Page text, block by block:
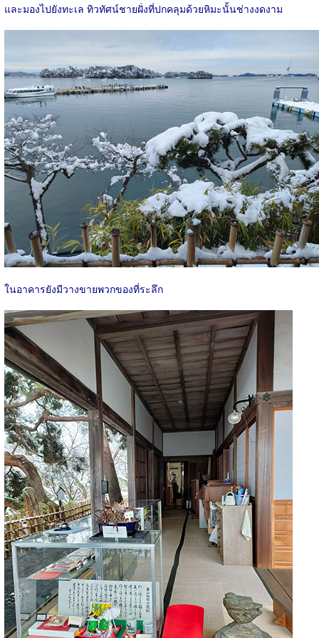
และมองไปยังทะเล ทิวทัศน์ชายฝั่งที่ปกคลุมด้วยหิมะนั้นช่างงดงาม
ในอาคารยังมีวางขายพวกของที่ระลึก